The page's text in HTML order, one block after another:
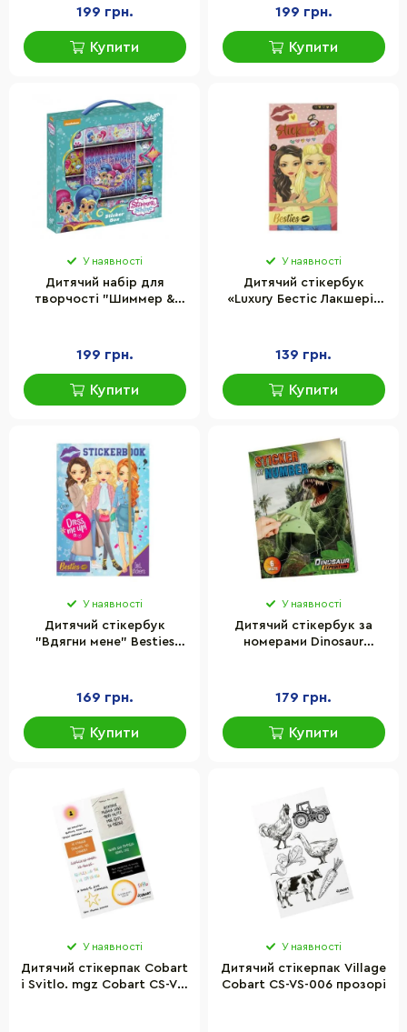
199 грн.
Купити
199 грн.
Купити
У наявності
Дитячий набір для
творчості "Шиммер &
199 грн.
Купити
У наявності
Дитячий стікербук
«Luxury Бестіс Лакшері»
139 грн.
Купити
У наявності
Дитячий стікербук
"Вдягни мене" Besties
169 грн.
Купити
У наявності
Дитячий стікербук за
номерами Dinosaur
179 грн.
Купити
У наявності
Дитячий стікерпак Cobart
і Svitlo. mgz Cobart СS-VS-
У наявності
Дитячий стікерпак Village
Cobart СS-VS-006 прозорі